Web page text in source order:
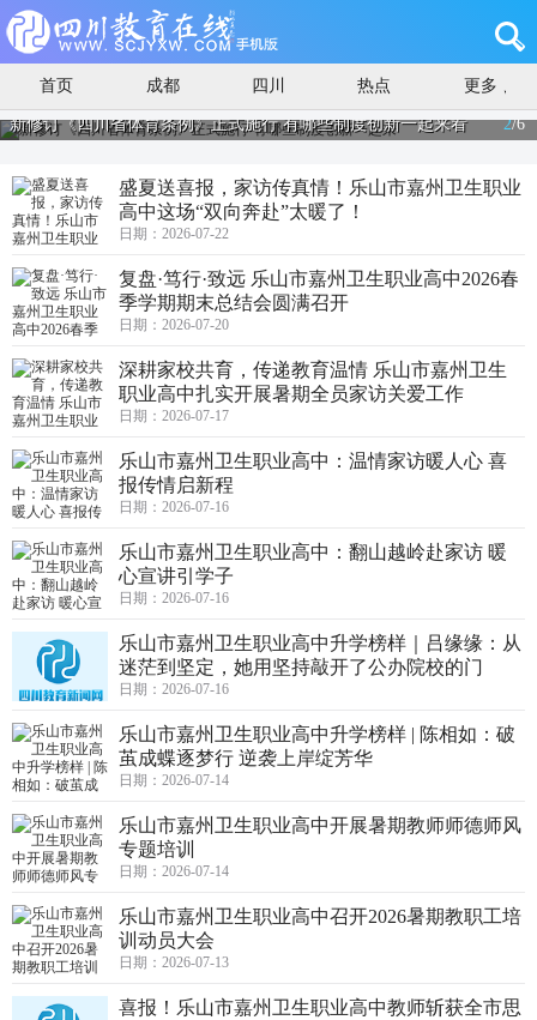
首页 成都 四川 热点 更多
新修订《四川省体育条例》正式施行 有哪些制度创新一起来看 2/6
盛夏送喜报，家访传真情！乐山市嘉州卫生职业
高中这场“双向奔赴”太暖了！
日期：2026-07-22
复盘·笃行·致远 乐山市嘉州卫生职业高中2026春
季学期期末总结会圆满召开
日期：2026-07-20
深耕家校共育，传递教育温情 乐山市嘉州卫生
职业高中扎实开展暑期全员家访关爱工作
日期：2026-07-17
乐山市嘉州卫生职业高中：温情家访暖人心 喜
报传情启新程
日期：2026-07-16
乐山市嘉州卫生职业高中：翻山越岭赴家访 暖
心宣讲引学子
日期：2026-07-16
乐山市嘉州卫生职业高中升学榜样｜吕缘缘：从
迷茫到坚定，她用坚持敲开了公办院校的门
日期：2026-07-16
乐山市嘉州卫生职业高中升学榜样 | 陈相如：破
茧成蝶逐梦行 逆袭上岸绽芳华
日期：2026-07-14
乐山市嘉州卫生职业高中开展暑期教师师德师风
专题培训
日期：2026-07-14
乐山市嘉州卫生职业高中召开2026暑期教职工培
训动员大会
日期：2026-07-13
喜报！乐山市嘉州卫生职业高中教师斩获全市思